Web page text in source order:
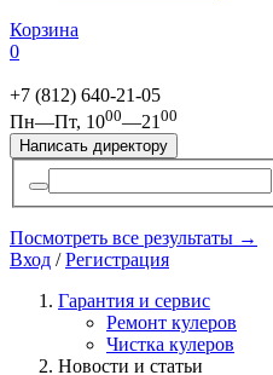
Корзина
0
+7 (812) 640-21-05
Пн—Пт, 1000—21 00
Написать директору
Посмотреть все результаты →
Вход /Регистрация
Гарантия и сервис
Ремонт кулеров
Чистка кулеров
Новости и статьи